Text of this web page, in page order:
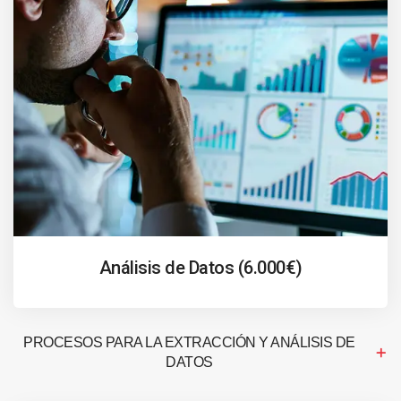
Análisis de Datos (6.000€)
PROCESOS PARA LA EXTRACCIÓN Y ANÁLISIS DE
DATOS